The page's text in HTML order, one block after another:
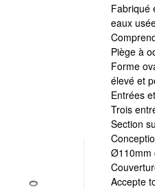
Fabriqué
eaux
Piège à
Forme
élevé et
Entrées
Trois
Section
Ø110mm
Accepte